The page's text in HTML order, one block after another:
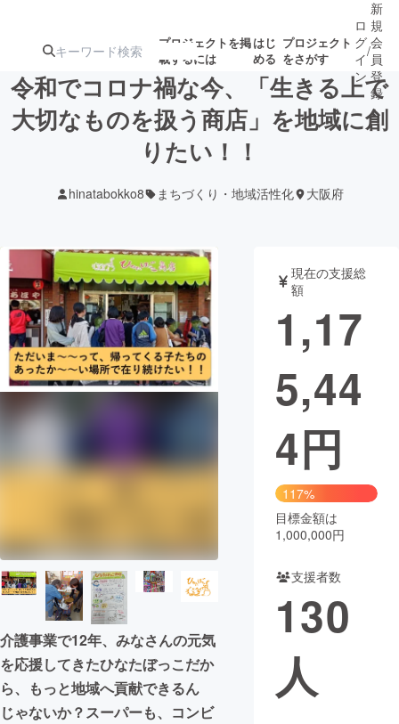
プロジェクトを掲
載するには
はじ
める
プロジェクト
をさがす
注目の新着プロ 募集終了が近いプ
テクノロジー・ガジェット
映像・映画 書籍・雑誌
ビジネス・起業 チャレンジ
CAMPFIRE Creation
コミュニティ
ロ
グ
イ
ン
/
新
規
会
員
登
録
令和でコロナ禍な今、「生きる上で
大切なものを扱う商店」を地域に創
りたい！！
hinatabokko8 まちづくり・地域活性化 大阪府
介護事業で12年、みなさんの元気
を応援してきたひなたぼっこだか
ら、もっと地域へ貢献できるん
じゃないか？スーパーも、コンビ
現在の支援総
額
1,17
5,44
4円
117%
目標金額は
1,000,000円
支援者数
130
人